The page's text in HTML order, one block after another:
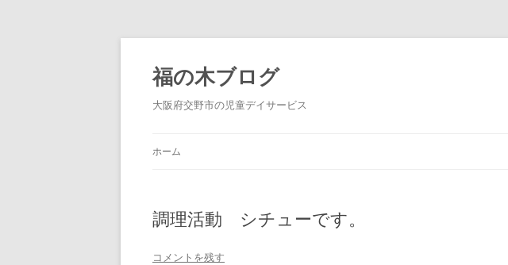
福の木ブログ
大阪府交野市の児童デイサービス
ホーム
調理活動 シチューです。
コメントを残す